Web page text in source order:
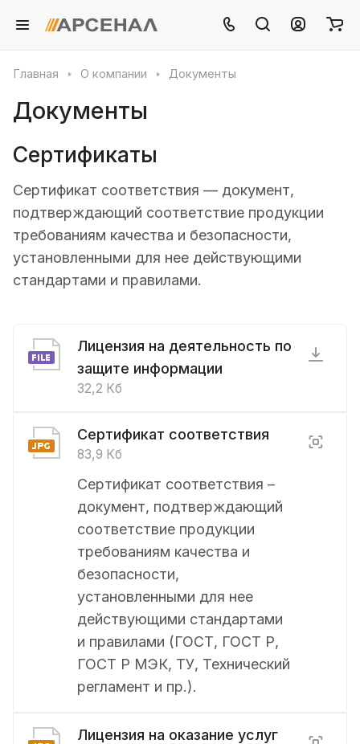
Главная О компании Документы
Документы
Сертификаты
Сертификат соответствия — документ,
подтверждающий соответствие продукции
требованиям качества и безопасности,
установленными для нее действующими
стандартами и правилами.
Лицензия на деятельность по
защите информации
32,2 Кб
Сертификат соответствия
83,9 Кб
Сертификат соответствия –
документ, подтверждающий
соответствие продукции
требованиям качества и
безопасности,
установленными для нее
действующими стандартами
и правилами (ГОСТ, ГОСТ Р,
ГОСТ Р МЭК, ТУ, Технический
регламент и пр.).
Лицензия на оказание услуг